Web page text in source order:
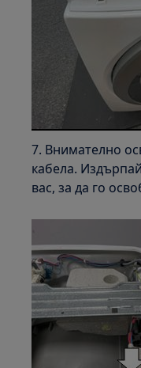
7. Внимателно
кабела.
вас, за да го